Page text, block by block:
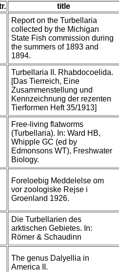
title
Report on the Turbellaria
collected by the Michigan
State Fish commission during
the summers of 1893 and
1894.
Turbellaria II. Rhabdocoelida.
[Das Tierreich, Eine
Zusammenstellung und
Kennzeichnung der rezenten
Tierformen Heft 35/1913]
Free-living flatworms
(Turbellaria). In: Ward HB,
Whipple GC (ed by
Edmonsons WT), Freshwater
Biology.
Foreloebig Meddelelse om
vor zoologiske Rejse i
Groenland 1926.
Die Turbellarien des
arktischen Gebietes. In:
Römer & Schaudinn
The genus Dalyellia in
America II.